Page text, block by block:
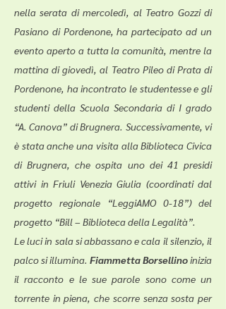
nella serata di mercoledì, al Teatro Gozzi di
Pasiano di Pordenone, ha partecipato ad un
evento aperto a tutta la comunità, mentre la
mattina di giovedì, al Teatro Pileo di Prata di
Pordenone, ha incontrato le studentesse e gli
studenti della Scuola Secondaria di I grado
“A. Canova” di Brugnera. Successivamente, vi
è stata anche una visita alla Biblioteca Civica
di Brugnera, che ospita uno dei 41 presidi
attivi in Friuli Venezia Giulia (coordinati dal
progetto regionale “LeggiAMO 0-18”) del
progetto “Bill – Biblioteca della Legalità”.
Le luci in sala si abbassano e cala il silenzio, il
palco si illumina. Fiammetta Borsellinoinizia
il racconto e le sue parole sono come un
torrente in piena, che scorre senza sosta per